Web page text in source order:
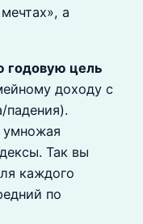
а
годовую цель
доходу с
падения).
умножая
Так вы
каждого
по